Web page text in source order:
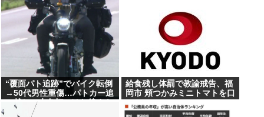
“覆面パト追跡”でバイク転倒
→50代男性重傷…パトカー追
い越し→赤色灯つけた後まも
なく転倒
給食残し体罰で教諭戒告、福
岡市 頬つかみミニトマトを口
に